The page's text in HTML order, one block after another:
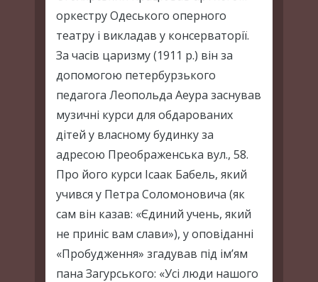
оркестру Одеського оперного
театру і викладав у консерваторії.
За часів царизму (1911 р.) він за
допомогою петербурзького
педагога Леопольда Аеура заснував
музичні курси для обдарованих
дітей у власному будинку за
адресою Преображенська вул., 58.
Про його курси Ісаак Бабель, який
учився у Петра Соломоновича (як
сам він казав: «Єдиний учень, який
не приніс вам слави»), у оповіданні
«Пробудження» згадував під ім’ям
пана Загурського: «Усі люди нашого